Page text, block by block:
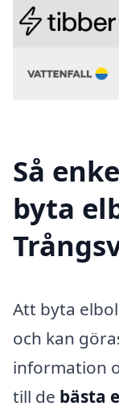
Så
byta
Att byta
och kan
information
till de bästa